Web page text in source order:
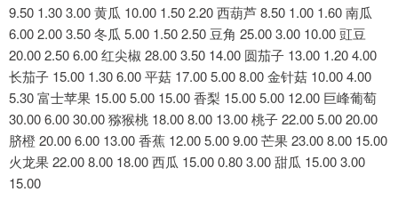
9.50 1.30 3.00 黄瓜 10.00 1.50 2.20 西葫芦 8.50 1.00 1.60 南瓜
6.00 2.00 3.50 冬瓜 5.00 1.50 2.50 豆角 25.00 3.00 10.00 豇豆
20.00 2.50 6.00 红尖椒 28.00 3.50 14.00 圆茄子 13.00 1.20 4.00
长茄子 15.00 1.30 6.00 平菇 17.00 5.00 8.00 金针菇 10.00 4.00
5.30 富士苹果 15.00 5.00 15.00 香梨 15.00 5.00 12.00 巨峰葡萄
30.00 6.00 30.00 猕猴桃 18.00 8.00 13.00 桃子 22.00 5.00 20.00
脐橙 20.00 6.00 13.00 香蕉 12.00 5.00 9.00 芒果 23.00 8.00 15.00
火龙果 22.00 8.00 18.00 西瓜 15.00 0.80 3.00 甜瓜 15.00 3.00
15.00